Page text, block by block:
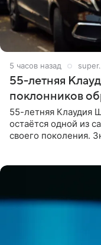
5 часов назад
55-летняя
поклонников
55-летняя Клаудия
остаётся одной из
своего поколения.